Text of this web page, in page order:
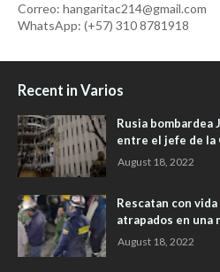
Correo: hangaritac214@gmail.com
WhatsApp: (+57) 310 8781918
Recent in Varios
Rusia bombardea
entre el jefe de la
August 18, 2022
Rescatan con
atrapados en una
August 18, 2022